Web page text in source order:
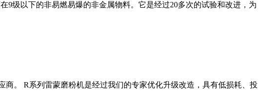
9级以下的非易燃易爆的非金属物料。它是经过20多次的试验和改进，为
。 R系列雷蒙磨粉机是经过我们的专家优化升级改造，具有低损耗、投